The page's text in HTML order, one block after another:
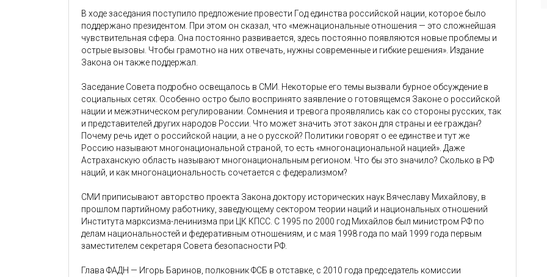
В ходе заседания поступило предложение провести Год единства российской нации, которое было
поддержано президентом. При этом он сказал, что «межнациональные отношения — это сложнейшая
чувствительная сфера. Она постоянно развивается, здесь постоянно появляются новые проблемы и
острые вызовы. Чтобы грамотно на них отвечать, нужны современные и гибкие решения». Издание
Закона он также поддержал.
Заседание Совета подробно освещалось в СМИ. Некоторые его темы вызвали бурное обсуждение в
социальных сетях. Особенно остро было воспринято заявление о готовящемся Законе о российской
нации и межэтническом регулировании. Сомнения и тревога проявлялись как со стороны русских, так
и представителей других народов России. Что может значить этот закон для страны и ее граждан?
Почему речь идет о российской нации, а не о русской? Политики говорят о ее единстве и тут же
Россию называют многонациональной страной, то есть «многонациональной нацией». Даже
Астраханскую область называют многонациональным регионом. Что бы это значило? Сколько в РФ
наций, и как многонациональность сочетается с федерализмом?
СМИ приписывают авторство проекта Закона доктору исторических наук Вячеславу Михайлову, в
прошлом партийному работнику, заведующему сектором теории наций и национальных отношений
Института марксизма-ленинизма при ЦК КПСС. С 1995 по 2000 год Михайлов был министром РФ по
делам национальностей и федеративным отношениям, и с мая 1998 года по май 1999 года первым
заместителем секретаря Совета безопасности РФ.
Глава ФАДН — Игорь Баринов, полковник ФСБ в отставке, с 2010 года председатель комиссии